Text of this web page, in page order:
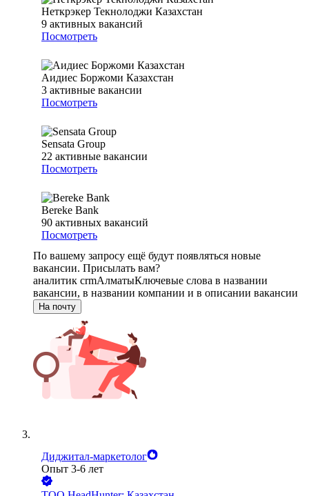
Неткрэкер Текнолоджи Казахстан
9 активных вакансий
Посмотреть
Аидиес Боржоми Казахстан
3 активные вакансии
Посмотреть
Sensata Group
22 активные вакансии
Посмотреть
Bereke Bank
90 активных вакансий
Посмотреть
По вашему запросу ещё будут появляться новые
вакансии. Присылать вам?
аналитик crmАлматыКлючевые слова в названии
вакансии, в названии компании и в описании вакансии
На почту
Диджитал-маркетолог
Опыт 3-6 лет